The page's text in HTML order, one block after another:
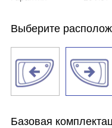
Выберите
Базовая